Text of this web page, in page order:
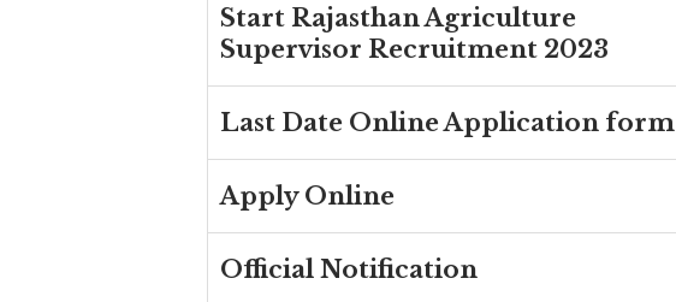
Start Rajasthan Agriculture
Supervisor Recruitment 2023
Last Date Online Application form
Apply Online
Official Notification